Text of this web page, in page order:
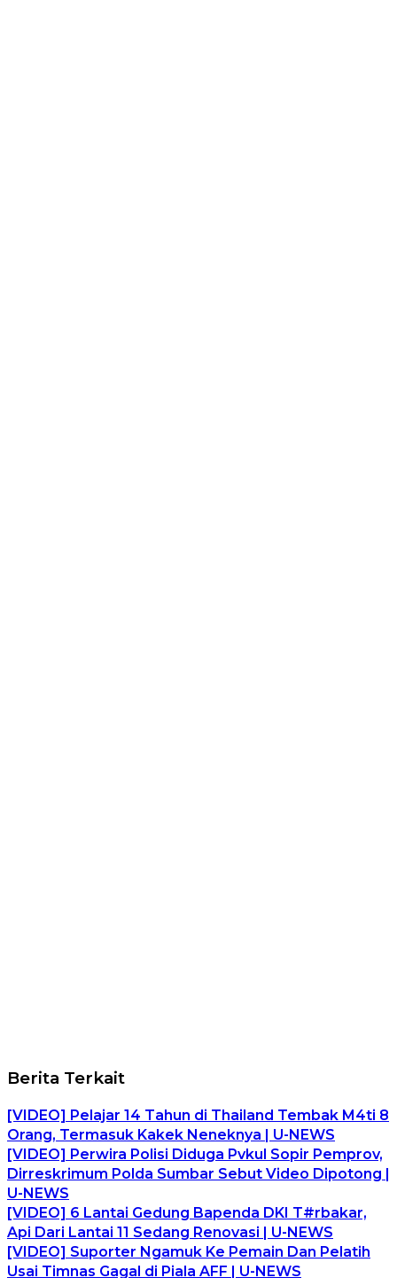
Berita Terkait
[VIDEO] Pelajar 14 Tahun di Thailand Tembak M4ti 8
Orang, Termasuk Kakek Neneknya | U-NEWS
[VIDEO] Perwira Polisi Diduga Pvkul Sopir Pemprov,
Dirreskrimum Polda Sumbar Sebut Video Dipotong |
U-NEWS
[VIDEO] 6 Lantai Gedung Bapenda DKI T#rbakar,
Api Dari Lantai 11 Sedang Renovasi | U-NEWS
[VIDEO] Suporter Ngamuk Ke Pemain Dan Pelatih
Usai Timnas Gagal di Piala AFF | U-NEWS